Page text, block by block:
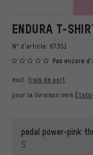
ENDURA T-
N° d'article: 97351
Pas encore
excl. frais de port
pour la livraison vers
pedal power-pink
S